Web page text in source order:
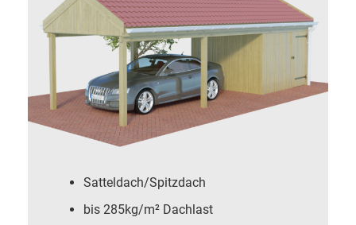
Satteldach/Spitzdach
bis 285kg/m² Dachlast